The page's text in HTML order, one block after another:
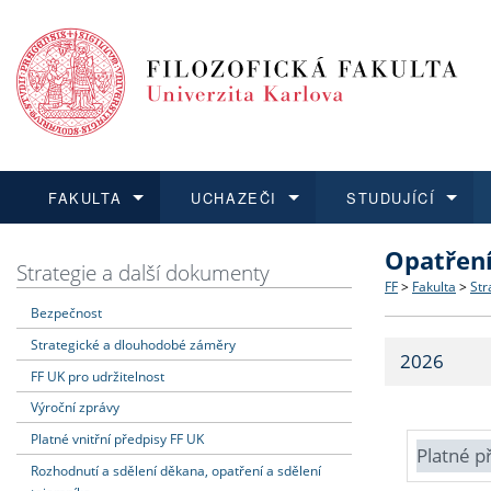
FAKULTA
Dozvědět se více
Struktura
Strategie
Fakultní
UCHAZEČI
Podat přihlášku
Co
Učitelské
STUDUJÍCÍ
Dozvědět se více
Dozvědět se více
O vědě a
Dozvědět se více
Aktuální
Strategie a další dokumenty
Bezpečnost
Strategické a dlouhodobé záměry
FF UK pro udržitelnost
Výroční zprávy
Platné vnitřní předpisy FF UK
Rozhodnutí a sdělení děkana, opatření a sdělení
FF > Fakulta >
2026
Platné